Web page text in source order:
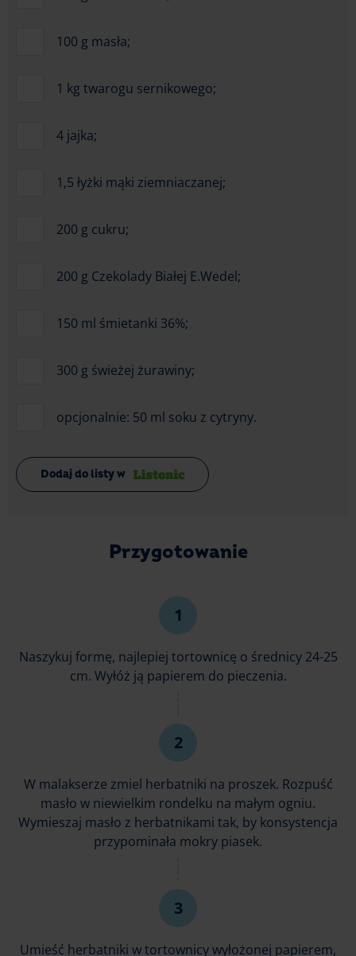
100 g masła;
1 kg twarogu sernikowego;
4 jajka;
1,5 łyżki mąki ziemniaczanej;
200 g cukru;
200 g Czekolady Białej E.Wedel;
150 ml śmietanki 36%;
300 g świeżej żurawiny;
opcjonalnie: 50 ml soku z cytryny.
Dodaj do listy w
Przygotowanie
Naszykuj formę, najlepiej tortownicę o średnicy 24-25
cm. Wyłóż ją papierem do pieczenia.
W malakserze zmiel herbatniki na proszek. Rozpuść
masło w niewielkim rondelku na małym ogniu.
Wymieszaj masło z herbatnikami tak, by konsystencja
przypominała mokry piasek.
Umieść herbatniki w tortownicy wyłożonej papierem,